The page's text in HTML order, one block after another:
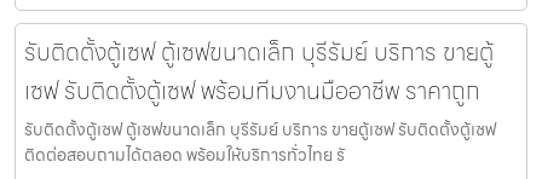
รับติดตั้งตู้เซฟ ตู้เซฟขนาดเล็ก บุรีรัมย์ บริการ ขายตู้
เซฟ รับติดตั้งตู้เซฟ พร้อมทีมงานมืออาชีพ ราคาถูก
รับติดตั้งตู้เซฟ ตู้เซฟขนาดเล็ก บุรีรัมย์ บริการ ขายตู้เซฟ รับติดตั้งตู้เซฟ
ติดต่อสอบถามได้ตลอด พร้อมให้บริการทั่วไทย รั